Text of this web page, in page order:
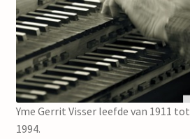
events
contact
mijn account
Yme Gerrit Visser leefde van 1911 tot
1994.